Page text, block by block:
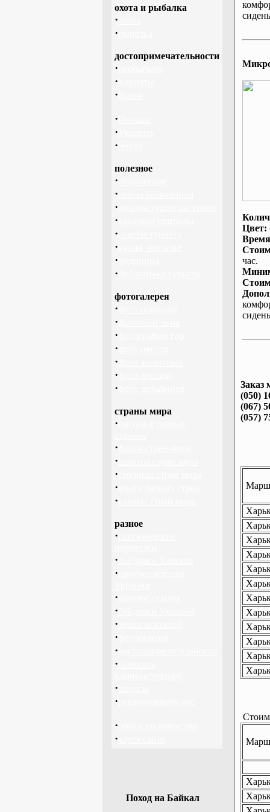
охота и рыбалка
·
·
достопримечательности
·
·
·
·
·
·
полезное
·
·
·
·
·
·
·
·
фотогалерея
·
·
·
·
·
·
·
страны мира
·
·
·
·
·
·
разное
·
·
·
·
·
·
·
·
·
·
·
·
·
Поход на Байкал
Цвет:
час.
Заказ
(050)
(067)
(057)